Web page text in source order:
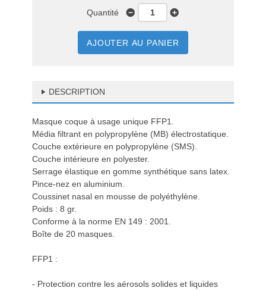
Quantité
AJOUTER AU PANIER
DESCRIPTION
Masque coque à usage unique FFP1.
Média filtrant en polypropylène (MB) électrostatique.
Couche extérieure en polypropylène (SMS).
Couche intérieure en polyester.
Serrage élastique en gomme synthétique sans latex.
Pince-nez en aluminium.
Coussinet nasal en mousse de polyéthylène.
Poids : 8 gr.
Conforme à la norme EN 149 : 2001.
Boîte de 20 masques.
FFP1 :
- Protection contre les aérosols solides et liquides